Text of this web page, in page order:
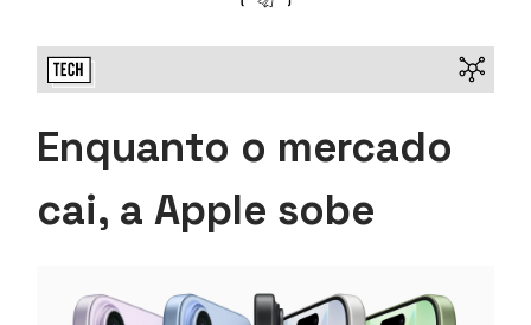
Enquanto o mercado
cai, a Apple sobe